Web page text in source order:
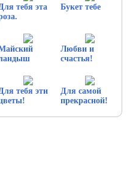
тебя эта
Букет тебе
Любви и
счастья!
тебя эти
Для самой
прекрасной!